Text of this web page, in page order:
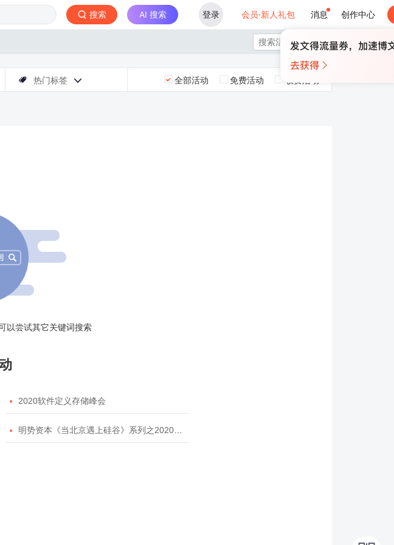
搜索 AI 搜索 登录 会员·新人礼包 消息 创作中心

 热门标签  全部活动 免费活动 收费活动
以尝试其它关键词搜索
 2020软件定义存储峰会
 明势资本《当北京遇上硅谷》系列之2020年度开源峰会